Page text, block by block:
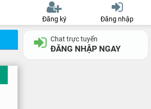
Đăng ký Đăng nhập
Chat trực tuyến
ĐĂNG NHẬP NGAY